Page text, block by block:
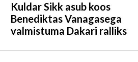
Kuldar Sikk asub koos
Benediktas Vanagasega
valmistuma Dakari ralliks